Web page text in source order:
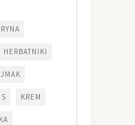
HERBATNIKI
KREM